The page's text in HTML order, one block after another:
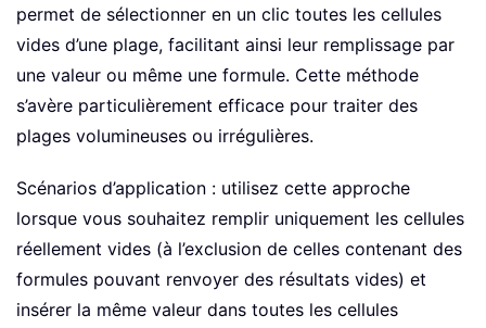
permet de sélectionner en un clic toutes les cellules
vides d’une plage, facilitant ainsi leur remplissage par
une valeur ou même une formule. Cette méthode
s’avère particulièrement efficace pour traiter des
plages volumineuses ou irrégulières.
Scénarios d’application : utilisez cette approche
lorsque vous souhaitez remplir uniquement les cellules
réellement vides (à l’exclusion de celles contenant des
formules pouvant renvoyer des résultats vides) et
insérer la même valeur dans toutes les cellules